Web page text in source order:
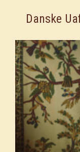
Danske